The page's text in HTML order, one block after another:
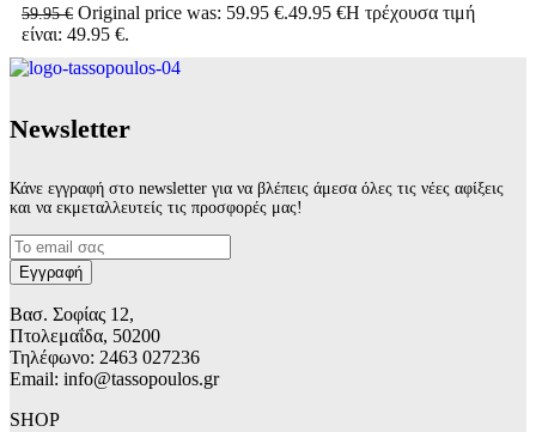
59.95€ Original price was: 59.95 €.49.95 €Η τρέχουσα τιμή
είναι: 49.95 €.
Νewsletter
Κάνε εγγραφή στο newsletter για να βλέπεις άμεσα όλες τις νέες αφίξεις
και να εκμεταλλευτείς τις προσφορές μας!
Βασ. Σοφίας 12,
Πτολεμαΐδα, 50200
Τηλέφωνο: 2463 027236
Email: info@tassopoulos.gr
SHOP